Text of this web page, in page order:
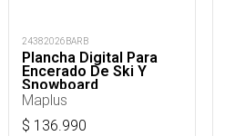
24382026BARB
Plancha Digital Para
Encerado De Ski Y
Snowboard
Maplus
$ 136.990